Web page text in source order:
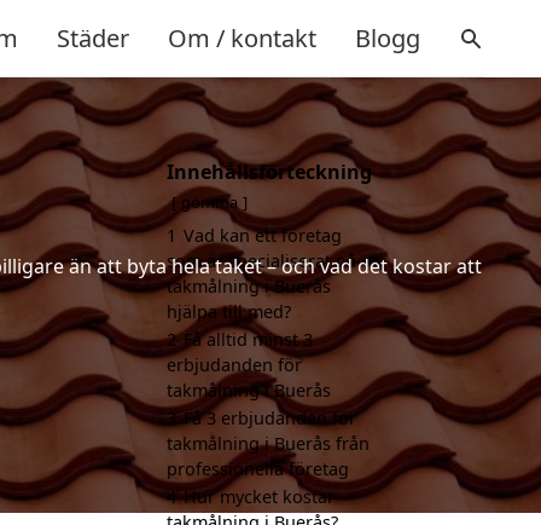
Städer Om / kontakt Blogg
än att byta hela taket – och vad det kostar att
Innehållsförteckning
gömma
1 Vad kan ett företag
som är specialiserat på
takmålning i Buerås
hjälpa till med?
2 Få alltid minst 3
erbjudanden för
takmålning i Buerås
3 Få 3 erbjudanden för
takmålning i Buerås från
professionella företag
4 Hur mycket kostar